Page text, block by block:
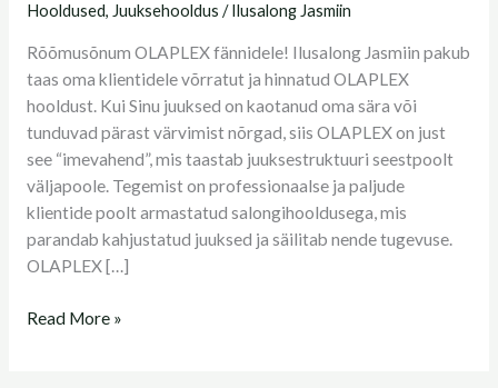
Hooldused, Juuksehooldus /Ilusalong Jasmiin
Rõõmusõnum OLAPLEX fännidele! Ilusalong Jasmiin pakub
taas oma klientidele võrratut ja hinnatud OLAPLEX
hooldust. Kui Sinu juuksed on kaotanud oma sära või
tunduvad pärast värvimist nõrgad, siis OLAPLEX on just
see “imevahend”, mis taastab juuksestruktuuri seestpoolt
väljapoole. Tegemist on professionaalse ja paljude
klientide poolt armastatud salongihooldusega, mis
parandab kahjustatud juuksed ja säilitab nende tugevuse.
OLAPLEX […]
Read More »